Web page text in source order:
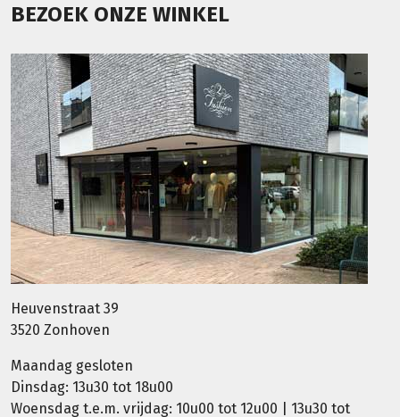
BEZOEK ONZE WINKEL
Heuvenstraat 39
3520 Zonhoven
Maandag gesloten
Dinsdag: 13u30 tot 18u00
Woensdag t.e.m. vrijdag: 10u00 tot 12u00 | 13u30 tot